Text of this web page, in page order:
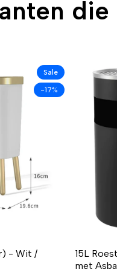
Sale
-17%
- Wit /
15L
met